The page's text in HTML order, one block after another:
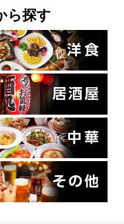
ら探す